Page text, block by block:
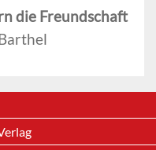
die Freundschaft